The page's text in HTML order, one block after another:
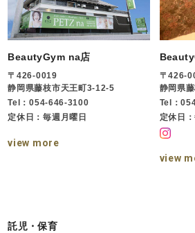
BeautyGym na店
〒426-0019
静岡県藤枝市天王町3-12-5
Tel：054-646-3100
定休日：毎週月曜日
view more
〒426-
静岡県
Tel：
定休日
view
託児・保育